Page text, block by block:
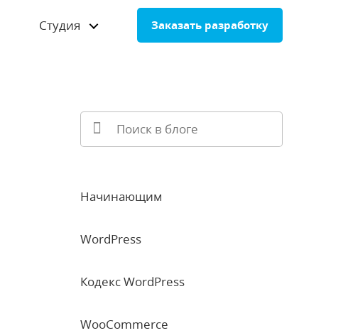
Студия Заказать разработку
Начинающим
WordPress
Кодекс WordPress
WooCommerce